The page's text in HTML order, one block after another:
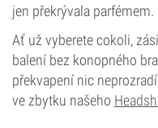
jen překrývala parfémem.
Ať už vyberete cokoli,
balení bez konopného
překvapení nic
ve zbytku našeho